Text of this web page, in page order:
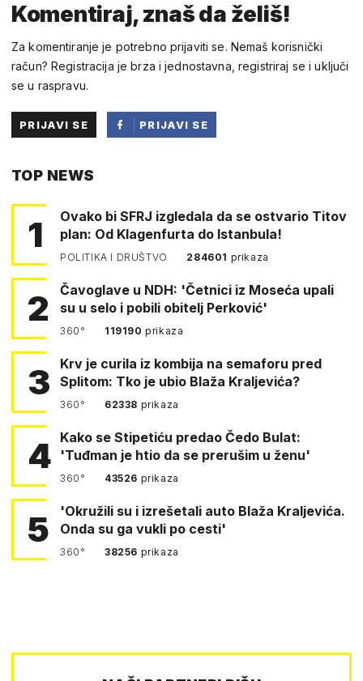
Komentiraj, znaš da želiš!
Za komentiranje je potrebno prijaviti se. Nemaš korisnički
račun? Registracija je brza i jednostavna, registriraj se i uključi
se u raspravu.
PRIJAVI SE
PRIJAVI SE
TOP NEWS
1
Ovako bi SFRJ izgledala da se ostvario Titov
plan: Od Klagenfurta do Istanbula!
POLITIKA I DRUŠTVO 284601 prikaza
2
Čavoglave u NDH: 'Četnici iz Moseća upali
su u selo i pobili obitelj Perković'
360° 119190prikaza
3
Krv je curila iz kombija na semaforu pred
Splitom: Tko je ubio Blaža Kraljevića?
360° 62338 prikaza
4 Kako se Stipetiću predao Čedo Bulat:
'Tuđman je htio da se prerušim u ženu'
360° 43526 prikaza
5
'Okružili su i izrešetali auto Blaža Kraljevića.
Onda su ga vukli po cesti'
360° 38256 prikaza